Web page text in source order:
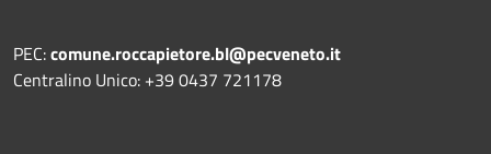
PEC:comune.roccapietore.bl@pecveneto.it
Centralino Unico: +39 0437 721178